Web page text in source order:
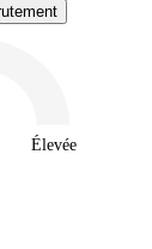
Élevée